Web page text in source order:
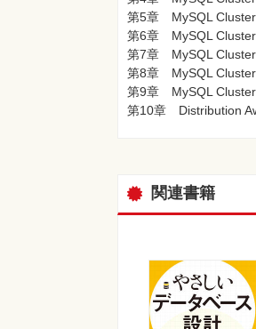
第5章 MySQL Cluster
第6章 MySQL
第7章 MySQL Cluster
第8章 MySQL Cluster
第9章 MySQL Cluster
第10章 Distribution
関連書籍